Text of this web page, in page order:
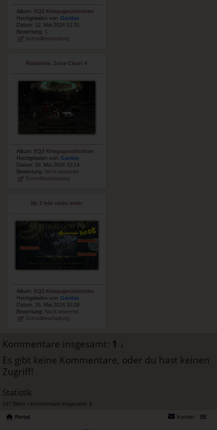
Album: EQ2 Kriegsgeschichten
Hochgeladen von: Gardas
Datum: 12. Mai 2024 12:31
Bewertung: 5
Schnellbearbeitung
Raidende, Zone Clear! 4
Album: EQ2 Kriegsgeschichten
Hochgeladen von: Gardas
Datum: 26. Mai 2024 10:14
Bewertung: Nicht bewertet
Schnellbearbeitung
Nr. 3 lebt nicht mehr
Album: EQ2 Kriegsgeschichten
Hochgeladen von: Gardas
Datum: 26. Mai 2024 10:28
Bewertung: Nicht bewertet
Schnellbearbeitung
Kommentare insgesamt: 1 ↓
Es gibt keine Kommentare, oder du hast keinen
Zugriff!
Statistik
147 Bilder • Kommentare insgesamt: 1
Portal Kontakt